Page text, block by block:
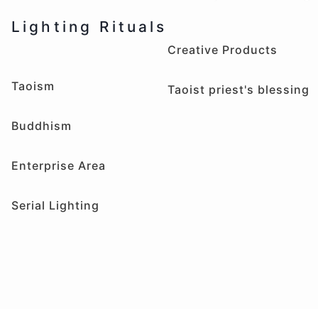
Lighting Rituals
Taoism
Buddhism
Enterprise Area
Serial Lighting
Creative Products
Taoist priest's blessing